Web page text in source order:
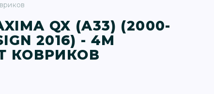
QX (A33) (2000-
2016) - 4М
КОВРИКОВ